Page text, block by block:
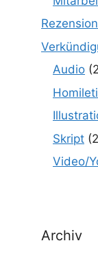
Audio
Skript
Video/
Archiv